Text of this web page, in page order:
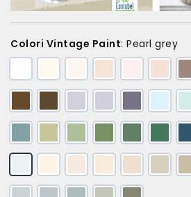
Colori Vintage Paint: Pearl grey